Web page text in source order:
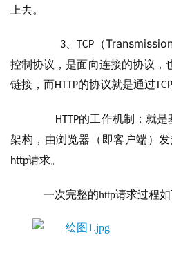
上去。
3、TCP （
控制协议，是面向连接的协议，
链接，而HTTP的协议就是通过TCP
HTTP的工作机制：就是
架构，由浏览器（即客户端）发
http请求。
一次完整的http请求过程